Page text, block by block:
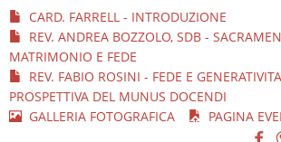
CARD. FARRELL - INTRODUZIONE
REV. ANDREA BOZZOLO, SDB -
MATRIMONIO E FEDE
REV. FABIO ROSINI - FEDE E
PROSPETTIVA DEL MUNUS DOCENDI
GALLERIA FOTOGRAFICA
PAGINA